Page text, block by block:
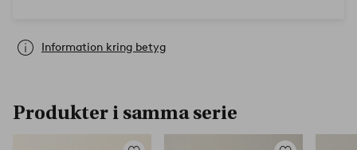
Information kring betyg
Produkter i samma serie